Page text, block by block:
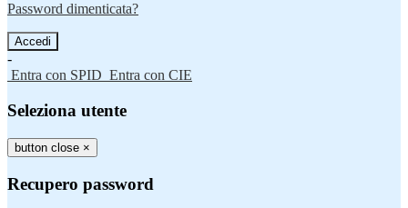
Password dimenticata?
-
Entra con SPID Entra con CIE
Seleziona utente
button close ×
Recupero password